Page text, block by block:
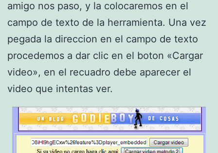
amigo nos paso, y la colocaremos en el
campo de texto de la herramienta. Una vez
pegada la direccion en el campo de texto
procedemos a dar clic en el boton «Cargar
video», en el recuadro debe aparecer el
video que intentas ver.